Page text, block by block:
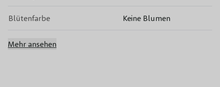
Blütenfarbe Keine Blumen
Blütezeit
Mehr ansehen